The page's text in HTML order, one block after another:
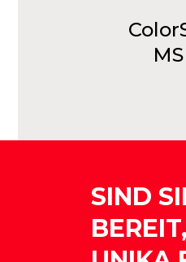
SIND
BEREIT,